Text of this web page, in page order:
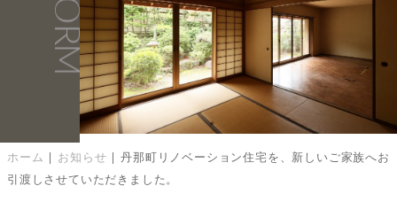
ホーム | お知らせ | 丹那町リノベーション住宅を、新しいご家族へお
引渡しさせていただきました。